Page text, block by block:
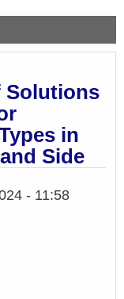
Solutions
in
Side
- 11:58